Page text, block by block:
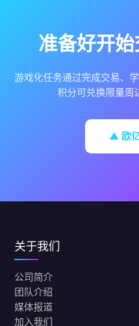
准备好开始
游戏化任务通过完成交易、
积分可兑换限量周
▲ 欧
关于我们
公司简介
团队介绍
媒体报道
加入我们